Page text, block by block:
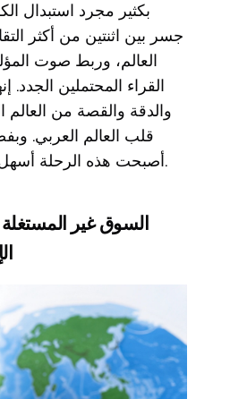
بكثير مجرد استبدال
جسر بين اثنتين من أكثر
العالم، وربط صوت
القراء المحتملين الجدد.
والدقة والقصة من العالم
قلب العالم العربي.
أصبحت هذه الرحلة أسهل من أي وقت مضى.
السوق غير